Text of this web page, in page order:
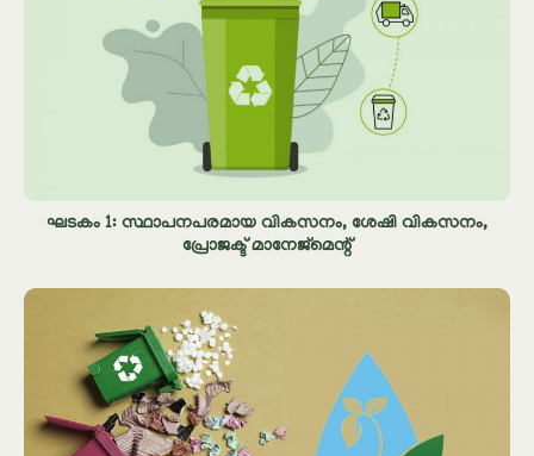
ഘടകം 1: സ്ഥാപനപരമായ വികസനം, ശേഷി വികസനം,
പ്രോജക്ട് മാനേജ്മെന്റ്